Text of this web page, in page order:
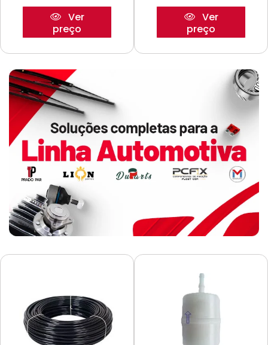
Ver
preço
Ver
preço